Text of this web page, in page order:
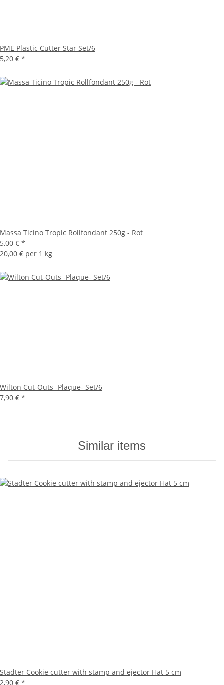
PME Plastic Cutter Star Set/6
5,20 € *
Massa Ticino Tropic Rollfondant 250g - Rot
5,00 € *
20,00 € per 1 kg
Wilton Cut-Outs -Plaque- Set/6
7,90 € *
Similar items
Stadter Cookie cutter with stamp and ejector Hat 5 cm
2,90 € *